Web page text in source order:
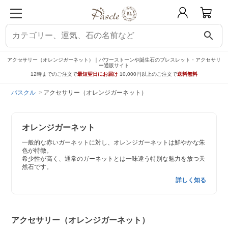
search
アクセサリー（オレンジガーネット）｜パワーストーンや誕生石のブレスレット・アクセサリ
ー通販サイト
12時までのご注文で最短翌日にお届け 10,000円以上のご注文で送料無料
パスクル アクセサリー（オレンジガーネット）
オレンジガーネット
一般的な赤いガーネットに対し、オレンジガーネットは鮮やかな朱
色が特徴。
希少性が高く、通常のガーネットとは一味違う特別な魅力を放つ天
然石です。
詳しく知る
アクセサリー（オレンジガーネット）